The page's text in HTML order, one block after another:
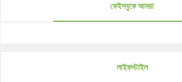
ফেইসবুকে আমরা
লাইফস্টাইল